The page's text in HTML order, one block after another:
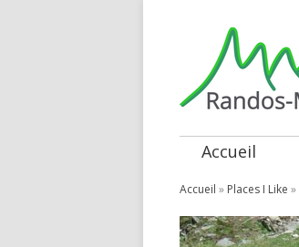
Accueil
Accueil » Places I Like »